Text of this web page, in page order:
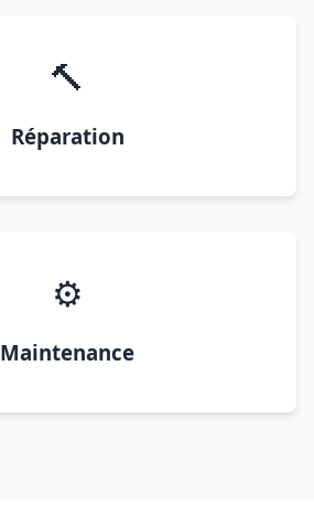
🔨
Réparation
⚙️
Maintenance